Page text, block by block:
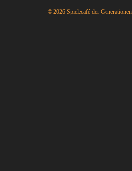
© 2026 Spielecafé der Generationen